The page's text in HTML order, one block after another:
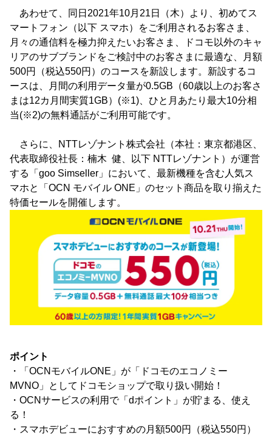
あわせて、同日2021年10月21日（木）より、初めてス
マートフォン（以下 スマホ）をご利用されるお客さま、
月々の通信料を極力抑えたいお客さま、ドコモ以外のキャ
リアのサブブランドをご検討中のお客さまに最適な、月額
500円（税込550円）のコースを新設します。新設するコ
ースは、月間の利用データ量が0.5GB（60歳以上のお客さ
まは12カ月間実質1GB）(※1)、ひと月あたり最大10分相
当(※2)の無料通話がご利用可能です。
さらに、NTTレゾナント株式会社（本社：東京都港区、
代表取締役社長：楠木 健、以下 NTTレゾナント）が運営
する「goo Simseller」において、最新機種を含む人気ス
マホと「OCN モバイル ONE」のセット商品を取り揃えた
特価セールを開催します。
ポイント
・「OCNモバイルONE」が「ドコモのエコノミー
MVNO」としてドコモショップで取り扱い開始！
・OCNサービスの利用で「dポイント」が貯まる、使え
る！
・スマホデビューにおすすめの月額500円（税込550円）